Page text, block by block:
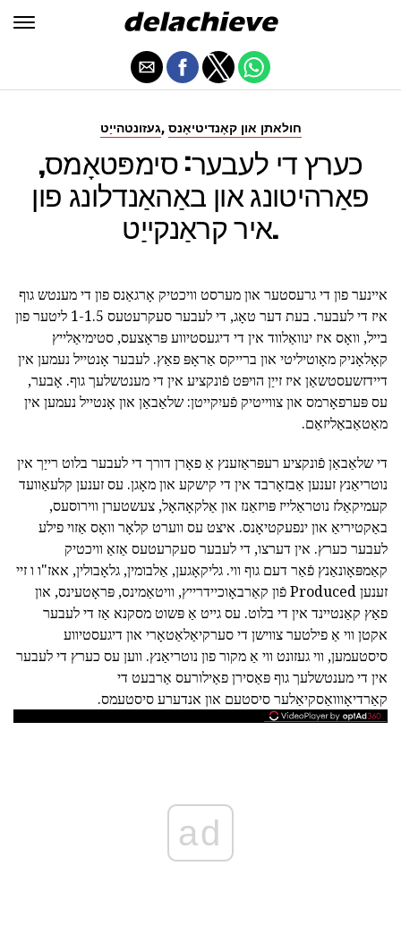
געזונטהייַט, חולאתן און קאָנדיטיאָנס
כערץ די לעבער: סימפּטאָמס,
פאַרהיטונג און באַהאַנדלונג פון
איר קראַנקייַט.
איינער פון די גרעסטער און מערסט וויכטיק אָרגאַנס פון די מענטש גוף
איז די לעבער. בעת דער טאָג, די לעבער סעקרעטעס 1-1.5 ליטער פון
בייל, וואָס איז ינוואַלווד אין די דיגעסטיווע פּראָצעס, סטימיאַלייץ
קאָלאָניק מאָוטיליטי און ברייקס אַראָפּ פאַץ. לעבער אָנטייל נעמען אין
דיידזשעסטשאַן איז זייַן הויפּט פֿונקציע אין די מענטשלעך גוף. אָבער,
עס פּערפאָרמס און צווייטיק פֿעיִקייטן: שלאַבאַן און אָנטייל נעמען אין
מאַטאַבאַליזאַם.
די שלאַבאַן פֿונקציע רעפּראַזענץ אַ פאָרן דורך די לעבער בלוט רייַך אין
נוטריאַנץ זענען אַבזאָרבד אין די קישקע און מאָגן. עס זענען קלעאַוועד
קעמיקאַלז נוטראַלייז פּויזאַנז און אַלקאָהאָל, צעשטערן ווירוסעס,
באַקטיריאַ און ינפעקטיאָנס. איצט עס ווערט קלאָר וואָס אַזוי פילע
לעבער כערץ. אין דערצו, די לעבער סעקרעטעס אַזאַ וויכטיק
קאַמפּאָונאַנץ פֿאַר דעם גוף ווי. גליקאָגען, אַלבומין, גלאָבולין, אאז"ו ו זיי
זענען Produced פֿון קאַרבאָוכיידרייץ, וויטאַמינס, פּראָטעינס, און
פאַץ קאַנטיינד אין די בלוט. עס גייט אַ פּשוט מסקנא אַז די לעבער
אקטן ווי אַ פילטער צווישן די סערקיאַלאַטאָרי און דיגעסטיווע
סיסטעמען, ווי געזונט ווי אַ מקור פון נוטריאַנץ. ווען עס כערץ די לעבער
אין די מענטשלעך גוף פּאַסירן פאַילורעס אַרבעט די
קאַרדיאָווואַסקיאַלער סיסטעם און אנדערע סיסטעמס.
ad